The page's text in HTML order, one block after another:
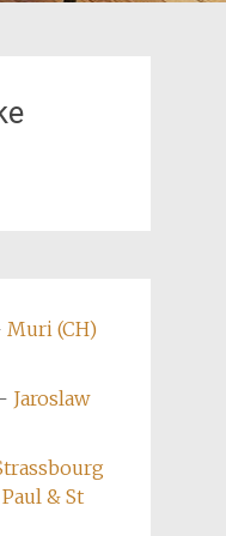
Muri (CH)
Jaroslaw
& St